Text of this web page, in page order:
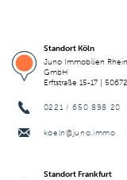
Standort Köln
Juno Immobilien
GmbH
Erftstraße 15-17 |
0221 / 650 898 20
koeln@juno.immo
Standort Frankfurt